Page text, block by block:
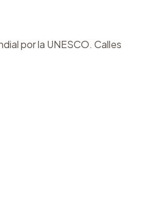
por la UNESCO. Calles